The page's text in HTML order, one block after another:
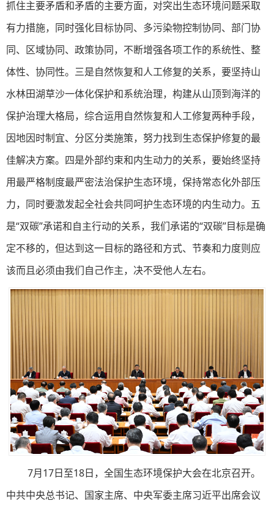
抓住主要矛盾和矛盾的主要方面，对突出生态环境问题采取
有力措施，同时强化目标协同、多污染物控制协同、部门协
同、区域协同、政策协同，不断增强各项工作的系统性、整
体性、协同性。三是自然恢复和人工修复的关系，要坚持山
水林田湖草沙一体化保护和系统治理，构建从山顶到海洋的
保护治理大格局，综合运用自然恢复和人工修复两种手段，
因地因时制宜、分区分类施策，努力找到生态保护修复的最
佳解决方案。四是外部约束和内生动力的关系，要始终坚持
用最严格制度最严密法治保护生态环境，保持常态化外部压
力，同时要激发起全社会共同呵护生态环境的内生动力。五
是“双碳”承诺和自主行动的关系，我们承诺的“双碳”目标是确
定不移的，但达到这一目标的路径和方式、节奏和力度则应
该而且必须由我们自己作主，决不受他人左右。
7月17日至18日，全国生态环境保护大会在北京召开。
中共中央总书记、国家主席、中央军委主席习近平出席会议